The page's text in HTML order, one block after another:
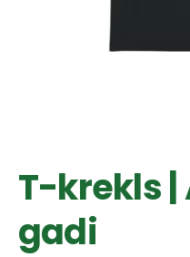
T-krekls |
gadi